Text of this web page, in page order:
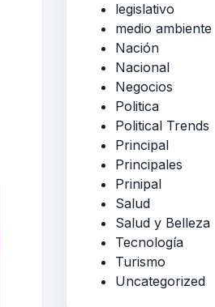
legislativo
medio ambiente
Nación
Nacional
Negocios
Politica
Political Trends
Principal
Principales
Prinipal
Salud
Salud y Belleza
Tecnología
Turismo
Uncategorized